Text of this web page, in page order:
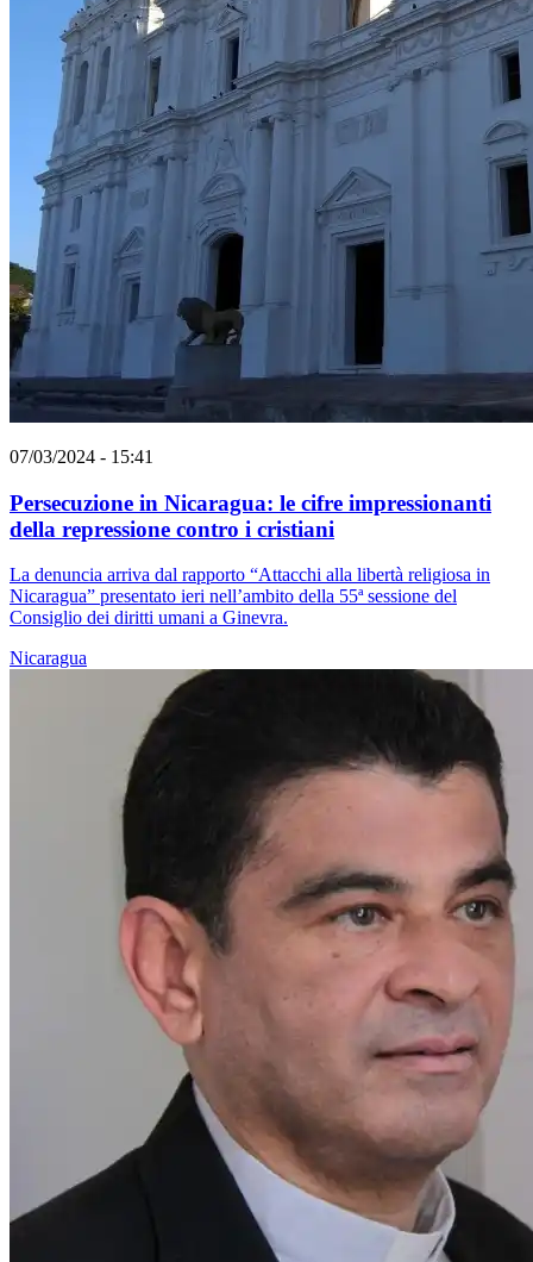
07/03/2024 - 15:41
Persecuzione in Nicaragua: le cifre impressionanti
della repressione contro i cristiani
La denuncia arriva dal rapporto “Attacchi alla libertà religiosa in
Nicaragua” presentato ieri nell’ambito della 55ª sessione del
Consiglio dei diritti umani a Ginevra.
Nicaragua